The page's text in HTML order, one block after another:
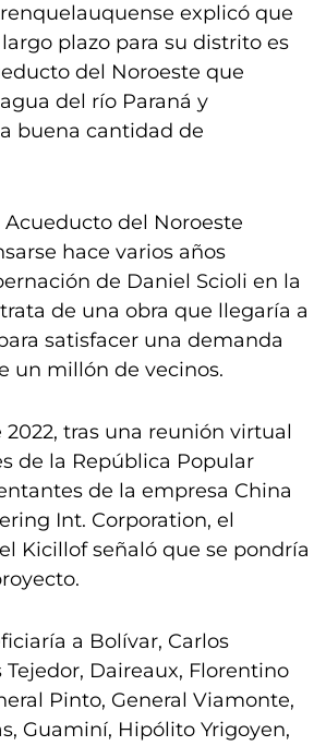
explicó que
plazo para su distrito es
del Noroeste que
del río Paraná y
buena cantidad de
Acueducto del Noroeste
hace varios años
de Daniel Scioli en la
de una obra que llegaría a
satisfacer una demanda
un millón de vecinos.
tras una reunión virtual
de la República Popular
de la empresa China
Int. Corporation, el
Kicillof señaló que se pondría
a Bolívar, Carlos
Tejedor, Daireaux, Florentino
Pinto, General Viamonte,
Guaminí, Hipólito Yrigoyen,